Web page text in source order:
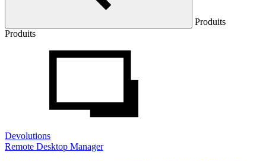
Produits
Produits
Devolutions
Remote Desktop Manager